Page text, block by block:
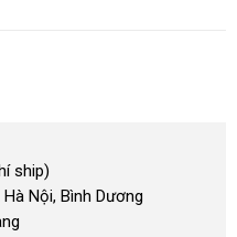
ship)
Nội, Bình Dương